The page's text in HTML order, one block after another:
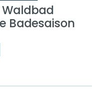
Badesaison